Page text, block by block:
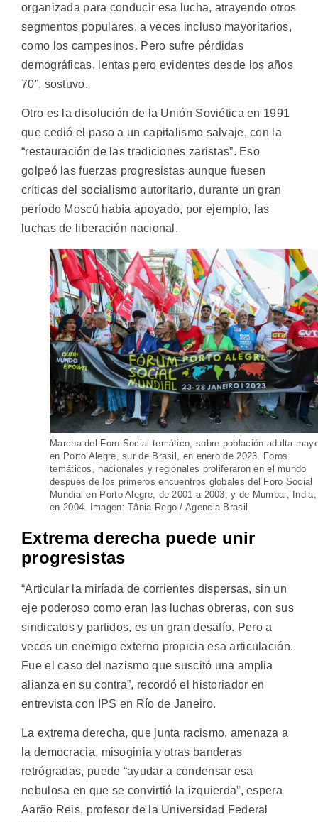
organizada para conducir esa lucha, atrayendo otros
segmentos populares, a veces incluso mayoritarios,
como los campesinos. Pero sufre pérdidas
demográficas, lentas pero evidentes desde los años
70”, sostuvo.
Otro es la disolución de la Unión Soviética en 1991
que cedió el paso a un capitalismo salvaje, con la
“restauración de las tradiciones zaristas”. Eso
golpeó las fuerzas progresistas aunque fuesen
críticas del socialismo autoritario, durante un gran
período Moscú había apoyado, por ejemplo, las
luchas de liberación nacional.
Marcha del Foro Social temático, sobre población adulta
en Porto Alegre, sur de Brasil, en enero de 2023. Foros
temáticos, nacionales y regionales proliferaron en el mundo
después de los primeros encuentros globales del Foro Social
Mundial en Porto Alegre, de 2001 a 2003, y de Mumbai, India,
en 2004. Imagen: Tânia Rego / Agencia Brasil
Extrema derecha puede unir
progresistas
“Articular la miríada de corrientes dispersas, sin un
eje poderoso como eran las luchas obreras, con sus
sindicatos y partidos, es un gran desafío. Pero a
veces un enemigo externo propicia esa articulación.
Fue el caso del nazismo que suscitó una amplia
alianza en su contra”, recordó el historiador en
entrevista con IPS en Río de Janeiro.
La extrema derecha, que junta racismo, amenaza a
la democracia, misoginia y otras banderas
retrógradas, puede “ayudar a condensar esa
nebulosa en que se convirtió la izquierda”, espera
Aarão Reis, profesor de la Universidad Federal